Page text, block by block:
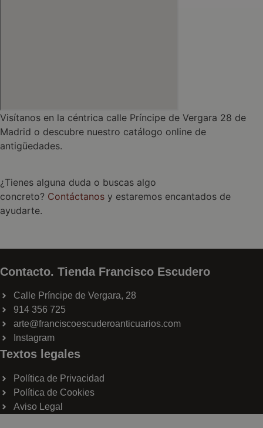
Visítanos en la céntrica calle Príncipe de Vergara 28 de
Madrid o descubre nuestro catálogo online de
antigüedades.
¿Tienes alguna duda o buscas algo
concreto? Contáctanos y estaremos encantados de
ayudarte.
Contacto. Tienda Francisco Escudero
Calle Príncipe de Vergara, 28
914 356 725
arte@franciscoescuderoanticuarios.com
Instagram
Textos legales
Política de Privacidad
Política de Cookies
Aviso Legal